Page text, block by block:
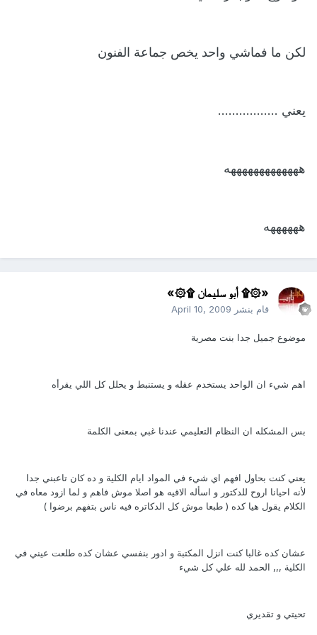
لكن ما فماشي واحد يخص جماعة الفنون
يعني .................
هههههههههههههه
ههههههه
«۞۩ أبو سليمان ۩۞»
قام بنشر April 10, 2009
موضوع جميل جدا بنت مصرية
اهم شيء ان الواحد يستخدم عقله و يستنبط و يحلل كل اللي يقرأه
بس المشكله ان النظام التعليمي عندنا غبي بمعنى الكلمة
يعني كنت بحاول افهم اي شيء في المواد ايام الكلية و ده كان تاعبني جدا
لأنه احيانا اروح للدكتور و اسأله الاقيه هو اصلا موش فاهم و لما ازود معاه في
الكلام يقول هيا كده ( طبعا موش كل الدكاتره فيه ناس بتفهم برضوا )
عشان كده غالبا كنت انزل المكتبة و ادور بنفسي عشان كده طلعت عيني في
الكلية ,,, الحمد لله علي كل شيء
تحيتي و تقديري